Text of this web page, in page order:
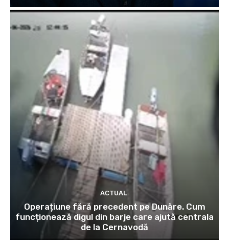
ACTUAL
Operațiune fără precedent pe Dunăre. Cum
funcționează digul din barje care ajută centrala
de la Cernavodă